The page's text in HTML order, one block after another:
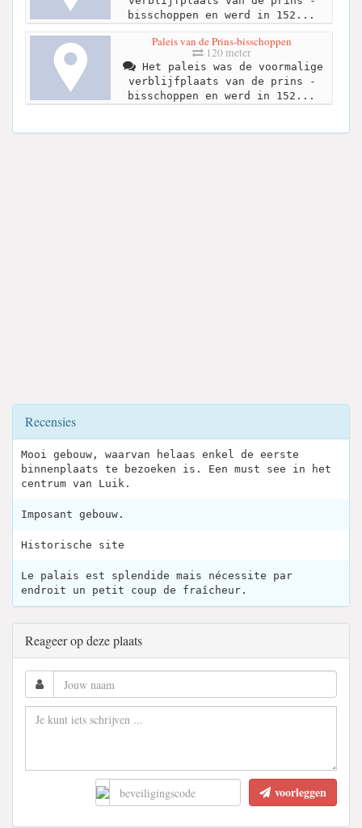
bisschoppen en werd in 152...
Paleis van de Prins-bisschoppen
120 meter
Het paleis was de voormalige
verblijfplaats van de prins -
bisschoppen en werd in 152...
Recensies
Mooi gebouw, waarvan helaas enkel de eerste
binnenplaats te bezoeken is. Een must see in het
centrum van Luik.
Imposant gebouw.
Historische site
Le palais est splendide mais nécessite par
endroit un petit coup de fraîcheur.
Reageer op deze plaats
voorleggen